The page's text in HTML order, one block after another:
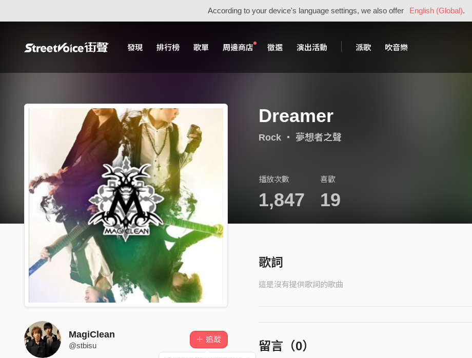
According to your device's language settings, we also offer English (Global).
發現 排行榜 歌單 周邊商店 徵選 演出活動 派歌 吹音樂
Dreamer
Rock・ 夢想者之聲
播放次數
1,847
喜歡
19
MagiClean
@stbisu
＋ 追蹤
歌詞
這是沒有提供歌詞的歌曲
留言（0）